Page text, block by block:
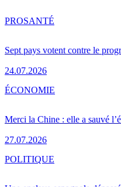
Sept pays votent contre le
24.07.2026
PROSANTÉ
Merci la Chine : elle a sauvé
27.07.2026
ÉCONOMIE
POLITIQUE